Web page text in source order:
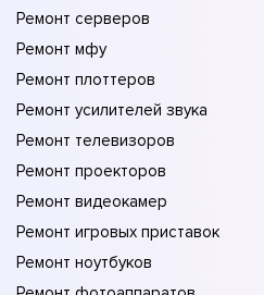
Ремонт серверов
Ремонт мфу
Ремонт плоттеров
Ремонт усилителей звука
Ремонт телевизоров
Ремонт проекторов
Ремонт видеокамер
Ремонт игровых приставок
Ремонт ноутбуков